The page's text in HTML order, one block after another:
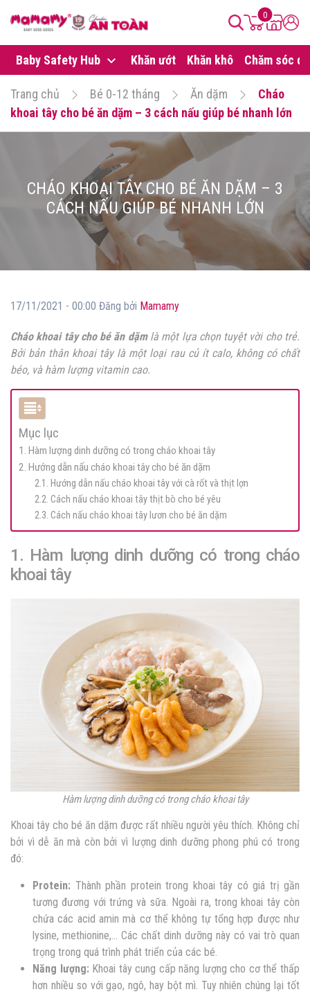
0
Baby Safety Hub Khăn ướt Khăn khô Chăm sóc da
Trang chủ Bé 0-12 tháng Ăn dặm
Cháo
khoai tây cho bé ăn dặm – 3 cách nấu giúp bé nhanh lớn
CHÁO KHOAI TÂY CHO BÉ ĂN DẶM – 3
CÁCH NẤU GIÚP BÉ NHANH LỚN
17/11/2021 - 00:00 Đăng bởi Mamamy
Cháo khoai tây cho bé ăn dặmlà một lựa chọn tuyệt vời cho trẻ.
Bởi bản thân khoai tây là một loại rau củ ít calo, không có chất
béo, và hàm lượng vitamin cao.
Mục lục
1. Hàm lượng dinh dưỡng có trong cháo khoai tây
2. Hướng dẫn nấu cháo khoai tây cho bé ăn dặm
2.1. Hướng dẫn nấu cháo khoai tây với cà rốt và thịt lợn
2.2. Cách nấu cháo khoai tây thịt bò cho bé yêu
2.3. Cách nấu cháo khoai tây lươn cho bé ăn dặm
1. Hàm lượng dinh dưỡng có trong cháo
khoai tây
Hàm lượng dinh dưỡng có trong cháo khoai tây
Khoai tây cho bé ăn dặm được rất nhiều người yêu thích. Không chỉ
bởi vì dễ ăn mà còn bởi vì lượng dinh dưỡng phong phú có trong
đó:
Protein: Thành phần protein trong khoai tây có giá trị gần
tương đương với trứng và sữa. Ngoài ra, trong khoai tây còn
chứa các acid amin mà cơ thể không tự tổng hợp được như
lysine, methionine,… Các chất dinh dưỡng này có vai trò quan
trọng trong quá trình phát triển của các bé.
Năng lượng: Khoai tây cung cấp năng lượng cho cơ thể thấp
hơn nhiều so với gạo, ngô, hay bột mì. Tuy nhiên chúng lại tốt